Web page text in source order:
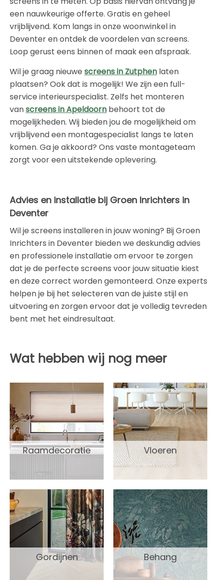
een nauwkeurige offerte. Gratis en geheel
vrijblijvend. Kom langs in onze woonwinkel in
Deventer en ontdek de voordelen van screens.
Loop gerust eens binnen of maak een afspraak.
Wil je graag nieuwe screens in Zutphen laten
plaatsen? Ook dat is mogelijk! We zijn een full-
service interieurspecialist. Zelfs het monteren
vanscreens in Apeldoorn behoort tot de
mogelijkheden. Wij bieden jou de mogelijkheid om
vrijblijvend een montagespecialist langs te laten
komen. Ga je akkoord? Ons vaste montageteam
zorgt voor een uitstekende oplevering.
Advies en installatie bij Groen Inrichters in
Deventer
Wil je screens installeren in jouw woning? Bij Groen
Inrichters in Deventer bieden we deskundig advies
en professionele installatie om ervoor te zorgen
dat je de perfecte screens voor jouw situatie kiest
en deze correct worden gemonteerd. Onze experts
helpen je bij het selecteren van de juiste stijl en
uitvoering en zorgen ervoor dat je volledig tevreden
bent met het eindresultaat.
Wat hebben wij nog meer
Raamdecoratie Vloeren
Gordijnen Behang